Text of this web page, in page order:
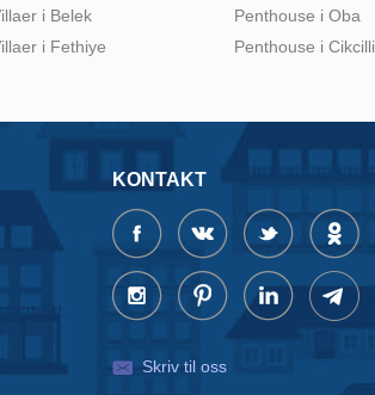
i Belek
i Fethiye
Penthouse i Oba
Penthouse i Cikcilli
KONTAKT
Skriv til oss